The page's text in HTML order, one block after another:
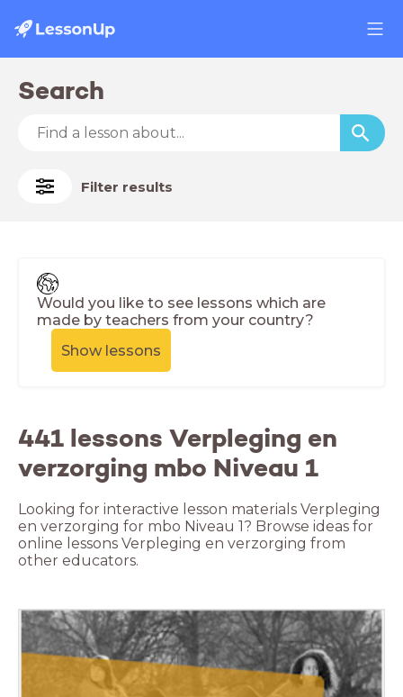
Search
Filter results
Would you like to see lessons which are
made by teachers from your country?
Show lessons
441 lessons Verpleging en
verzorging mbo Niveau 1
Looking for interactive lesson materials Verpleging
en verzorging for mbo Niveau 1? Browse ideas for
online lessons Verpleging en verzorging from
other educators.